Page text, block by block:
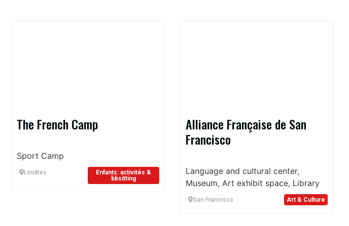
The French Camp
Sport Camp
Londres
Enfants: activités &
bbsitting
Alliance Française de San
Francisco
Language and cultural center,
Museum, Art exhibit space, Library
San Francisco Art & Culture